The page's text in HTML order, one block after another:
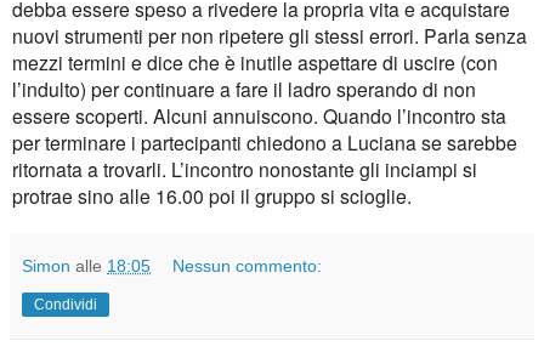
debba essere speso a rivedere la propria vita e acquistare
nuovi strumenti per non ripetere gli stessi errori. Parla senza
mezzi termini e dice che è inutile aspettare di uscire (con
l’indulto) per continuare a fare il ladro sperando di non
essere scoperti. Alcuni annuiscono. Quando l’incontro sta
per terminare i partecipanti chiedono a Luciana se sarebbe
ritornata a trovarli. L’incontro nonostante gli inciampi si
protrae sino alle 16.00 poi il gruppo si scioglie.
Simon alle 18:05 Nessun commento:
Condividi